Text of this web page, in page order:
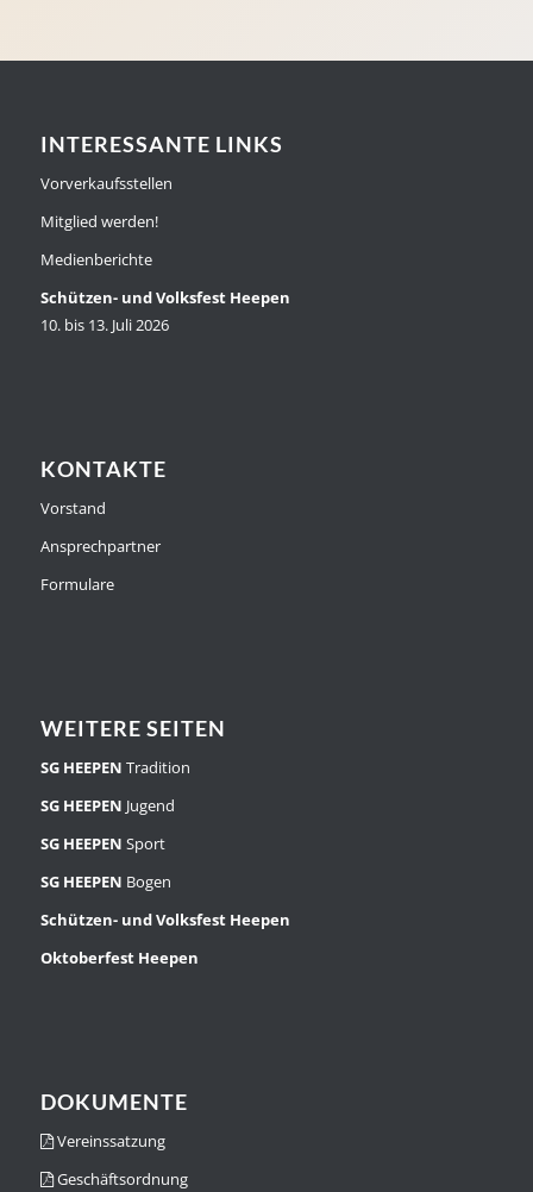
INTERESSANTE LINKS
Vorverkaufsstellen
Mitglied werden!
Medienberichte
Schützen- und Volksfest Heepen
10. bis 13. Juli 2026
KONTAKTE
Vorstand
Ansprechpartner
Formulare
WEITERE SEITEN
SG HEEPEN Tradition
SG HEEPEN Jugend
SG HEEPEN Sport
SG HEEPEN Bogen
Schützen- und Volksfest Heepen
Oktoberfest Heepen
DOKUMENTE
Vereinssatzung
Geschäftsordnung